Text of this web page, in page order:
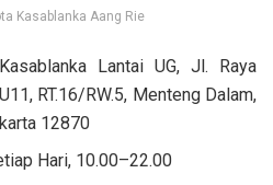
Kasablanka Aang Rie
Lantai UG, Jl. Raya
RT.16/RW.5, Menteng Dalam,
12870
Hari, 10.00–22.00